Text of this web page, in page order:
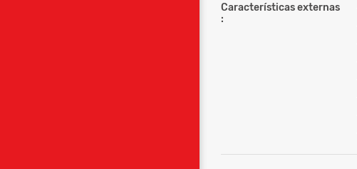
Características externas
: